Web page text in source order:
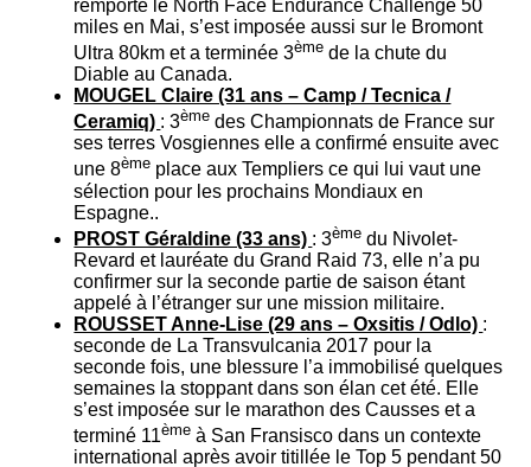
remporté le North Face Endurance Challenge 50
miles en Mai, s’est imposée aussi sur le Bromont
Ultra 80km et a terminée 3ème de la chute du
Diable au Canada.
MOUGEL Claire (31 ans – Camp / Tecnica /
Ceramiq) : 3ème des Championnats de France sur
ses terres Vosgiennes elle a confirmé ensuite avec
une 8ème place aux Templiers ce qui lui vaut une
sélection pour les prochains Mondiaux en
Espagne..
PROST Géraldine (33 ans) : 3ème du Nivolet-
Revard et lauréate du Grand Raid 73, elle n’a pu
confirmer sur la seconde partie de saison étant
appelé à l’étranger sur une mission militaire.
ROUSSET Anne-Lise (29 ans – Oxsitis / Odlo) :
seconde de La Transvulcania 2017 pour la
seconde fois, une blessure l’a immobilisé quelques
semaines la stoppant dans son élan cet été. Elle
s’est imposée sur le marathon des Causses et a
terminé 11ème à San Fransisco dans un contexte
international après avoir titillée le Top 5 pendant 50